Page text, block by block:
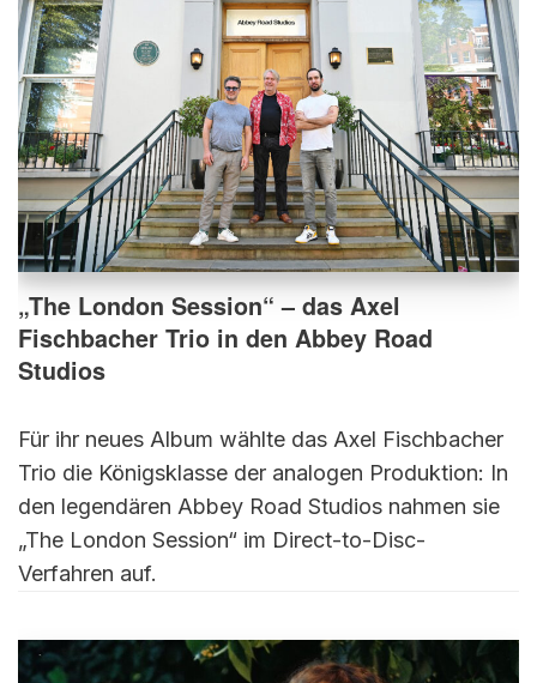
„The London Session“ – das Axel
Fischbacher Trio in den Abbey Road
Studios
Für ihr neues Album wählte das Axel Fischbacher
Trio die Königsklasse der analogen Produktion: In
den legendären Abbey Road Studios nahmen sie
„The London Session“ im Direct-to-Disc-
Verfahren auf.